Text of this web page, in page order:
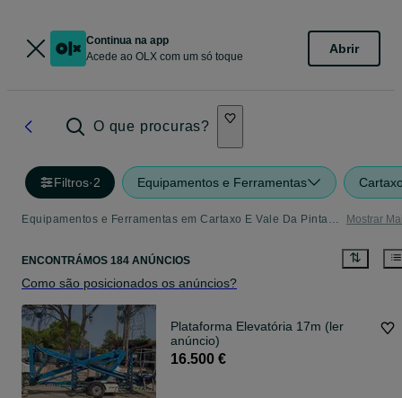
Continua na app
Acede ao OLX com um só toque
Abrir
O que procuras?
Filtros·2 Equipamentos e Ferramentas
Equipamentos e Ferramentas em Cartaxo E Vale Da Pinta - tudo o que precisa Mostrar
ENCONTRÁMOS 184 ANÚNCIOS
Como são posicionados os anúncios?
Plataforma Elevatória 17m (ler
anúncio)
16.500 €